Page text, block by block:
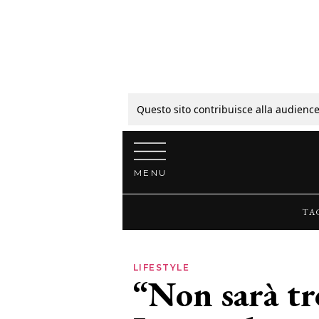
Questo sito contribuisce alla
Vai al contenuto
MENU
LIFESTYLE
“Non sarà